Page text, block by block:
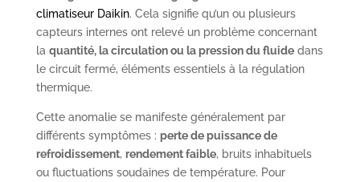
climatiseur Daikin. Cela signifie qu’un ou plusieurs
capteurs internes ont relevé un problème concernant
la quantité, la circulation ou la pression du fluidedans
le circuit fermé, éléments essentiels à la régulation
thermique.
Cette anomalie se manifeste généralement par
différents symptômes : perte de puissance de
refroidissement, rendement faible, bruits inhabituels
ou fluctuations soudaines de température. Pour